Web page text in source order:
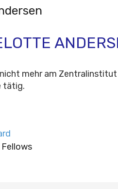
mehr am
tätig.